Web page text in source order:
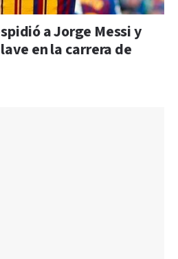
a Jorge Messi y
en la carrera de